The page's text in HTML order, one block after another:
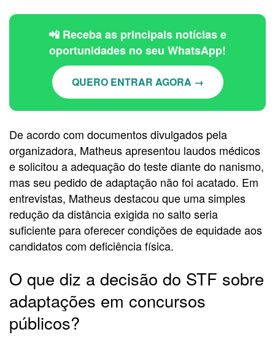
📲 Receba as principais notícias e
oportunidades no seu WhatsApp!
QUERO ENTRAR AGORA →
De acordo com documentos divulgados pela
organizadora, Matheus apresentou laudos médicos
e solicitou a adequação do teste diante do nanismo,
mas seu pedido de adaptação não foi acatado. Em
entrevistas, Matheus destacou que uma simples
redução da distância exigida no salto seria
suficiente para oferecer condições de equidade aos
candidatos com deficiência física.
O que diz a decisão do STF sobre
adaptações em concursos
públicos?